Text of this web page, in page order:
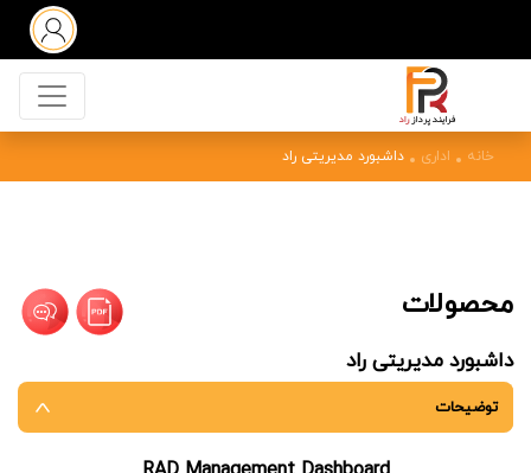
خانه اداری داشبورد مدیریتی راد
محصولات
داشبورد مدیریتی راد
توضیحات